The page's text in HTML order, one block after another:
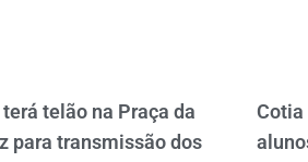
telão na Praça da
para transmissão dos
Cotia